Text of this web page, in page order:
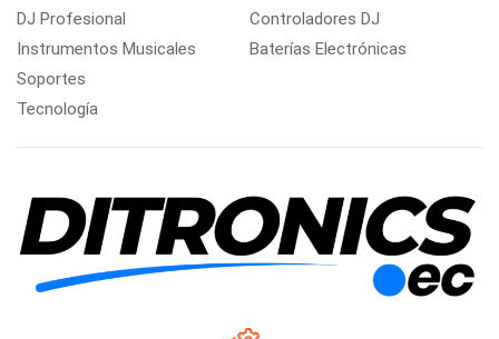
DJ Profesional
Instrumentos Musicales
Soportes
Tecnología
Controladores DJ
Baterías Electrónicas